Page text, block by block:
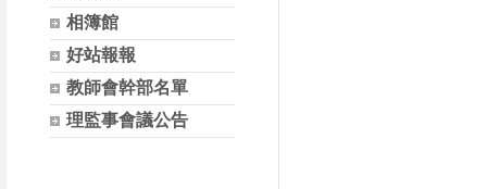
相簿館
好站報報
教師會幹部名單
理監事會議公告